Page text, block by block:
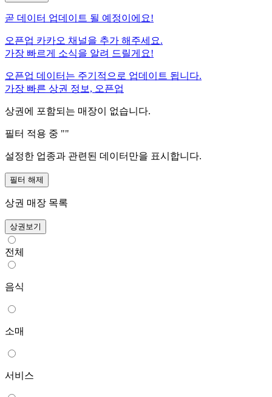
곧 데이터 업데이트 될 예정이에요!
오픈업 카카오 채널을 추가 해주세요.
가장 빠르게 소식을 알려 드릴게요!
오픈업 데이터는 주기적으로 업데이트 됩니다.
가장 빠른 상권 정보, 오픈업
상권에 포함되는 매장이 없습니다.
필터 적용 중 ""
설정한 업종과 관련된 데이터만을 표시합니다.
필터 해제
상권 매장 목록
상권보기
전체
음식
소매
서비스